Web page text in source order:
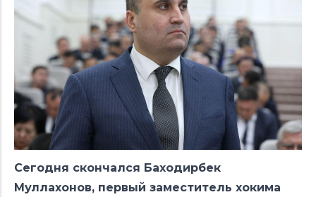
Сегодня скончался Баходирбек
Муллахонов, первый заместитель хокима